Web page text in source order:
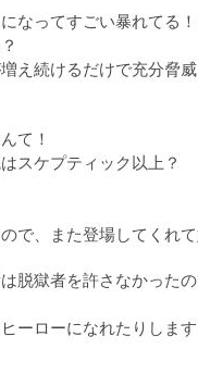
なってすごい暴れてる！
え続けるだけで充分脅威
て！
スケプティック以上？
で、また登場してくれて
脱獄者を許さなかったの
ーローになれたりします